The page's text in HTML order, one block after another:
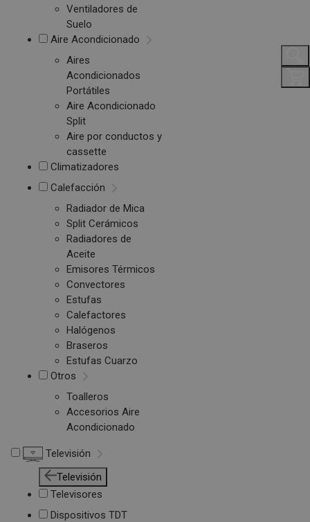
Ventiladores de
Suelo
Aire Acondicionado
Aires
Acondicionados
Portátiles
Aire Acondicionado
Split
Aire por conductos y
cassette
Climatizadores
Calefacción
Radiador de Mica
Split Cerámicos
Radiadores de
Aceite
Emisores Térmicos
Convectores
Estufas
Calefactores
Halógenos
Braseros
Estufas Cuarzo
Otros
Toalleros
Accesorios Aire
Acondicionado
Televisión
Televisión
Televisores
Dispositivos TDT